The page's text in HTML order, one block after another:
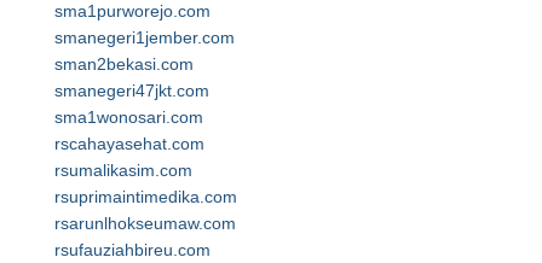
sma1purworejo.com
smanegeri1jember.com
sman2bekasi.com
smanegeri47jkt.com
sma1wonosari.com
rscahayasehat.com
rsumalikasim.com
rsuprimaintimedika.com
rsarunlhokseumaw.com
rsufauziahbireu.com